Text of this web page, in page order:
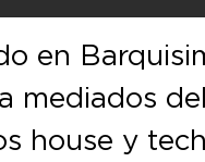
en
mediados
house y